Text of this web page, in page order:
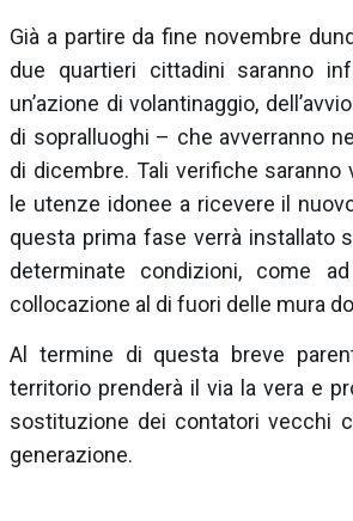
Già a partire da fine novembre
due quartieri cittadini saranno
un’azione di volantinaggio,
di sopralluoghi – che avverranno
di dicembre. Tali verifiche saranno
le utenze idonee a ricevere il
questa prima fase verrà installato
determinate condizioni, come
collocazione al di fuori delle mura
Al termine di questa breve
territorio prenderà il via la vera e
sostituzione dei contatori vecchi
generazione.